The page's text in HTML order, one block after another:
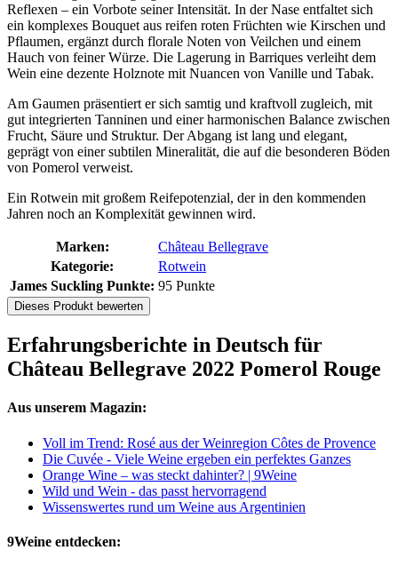
Reflexen – ein Vorbote seiner Intensität. In der Nase entfaltet sich
ein komplexes Bouquet aus reifen roten Früchten wie Kirschen und
Pflaumen, ergänzt durch florale Noten von Veilchen und einem
Hauch von feiner Würze. Die Lagerung in Barriques verleiht dem
Wein eine dezente Holznote mit Nuancen von Vanille und Tabak.
Am Gaumen präsentiert er sich samtig und kraftvoll zugleich, mit
gut integrierten Tanninen und einer harmonischen Balance zwischen
Frucht, Säure und Struktur. Der Abgang ist lang und elegant,
geprägt von einer subtilen Mineralität, die auf die besonderen Böden
von Pomerol verweist.
Ein Rotwein mit großem Reifepotenzial, der in den kommenden
Jahren noch an Komplexität gewinnen wird.
Marken:
Château Bellegrave
Kategorie:
Rotwein
James Suckling Punkte: 95 Punkte
Dieses Produkt bewerten
Erfahrungsberichte in Deutsch für
Château Bellegrave 2022 Pomerol Rouge
Aus unserem Magazin:
Voll im Trend: Rosé aus der Weinregion Côtes de Provence
Die Cuvée - Viele Weine ergeben ein perfektes Ganzes
Orange Wine – was steckt dahinter? | 9Weine
Wild und Wein - das passt hervorragend
Wissenswertes rund um Weine aus Argentinien
9Weine entdecken: